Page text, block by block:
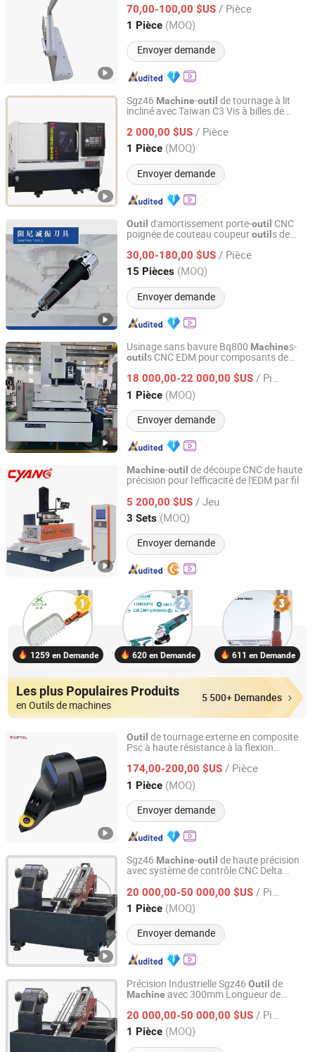
70,00-100,00 $US / Pièce
1 Pièce (MOQ)
Envoyer demande
Jiangsu, China Depuis 2017
Sgz46 Machine-outil de tournage à lit
incliné avec Taiwan C3 Vis à billes de
2 000,00 $US / Pièce
1 Pièce (MOQ)
Envoyer demande
Guangdong Hanming Shige Machine Tool Co., Ltd
Guangdong, China Depuis 2025
Outil d'amortissement porte-outil CNC
poignée de couteau coupeuroutil s de
30,00-180,00 $US / Pièce
15 Pièces (MOQ)
Envoyer demande
Sichuan Yameistone Machinery Technology Co., Ltd
Sichuan, China Depuis 2025
Usinage sans bavure Bq800 Machines-
outil s CNC EDM pour composants de
18 000,00-22 000,00 $US / Pièce
1 Pièce (MOQ)
Envoyer demande
Zhejiang Baqi Intelligent Equipment Co., Ltd.
Zhejiang, China Depuis 2025
Machine-outil de découpe CNC de haute
précision pour l'efficacité de l'EDM par fil
5 200,00 $US / Jeu
3 Sets (MOQ)
Envoyer demande
Dongguan Top Machinery Co., Ltd
Guangdong, China Depuis 2026
1259 en Demande 620 en Demande 611 en Demande
Les plus Populaires Produits
en Outils de machines
5 500+ Demandes
Outil de tournage externe en composite
Psc à haute résistance à la flexion
machines de construction
174,00-200,00 $US / Pièce
1 Pièce (MOQ)
Envoyer demande
Softool Manufacturing Co., Ltd.
Tianjin, China Depuis 2025
Sgz46 Machine-outil de haute précision
avec système de contrôle CNC Delta
20 000,00-50 000,00 $US / Pièce
1 Pièce (MOQ)
Envoyer demande
Guangdong Hanming Shige Machine Tool Co., Ltd
Guangdong, China Depuis 2025
Précision Industrielle Sgz46 Outil de
Machine avec 300mm Longueur de
20 000,00-50 000,00 $US / Pièce
1 Pièce (MOQ)
Guangdong Hanming Shige Machine Tool Co., Ltd
Guangdong, China Depuis 2025